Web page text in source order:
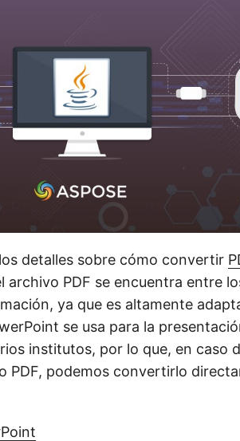
detalles sobre cómo convertir
archivo PDF se encuentra entre
ya que es altamente
se usa para la
institutos, por lo que, en caso
PDF, podemos convertirlo